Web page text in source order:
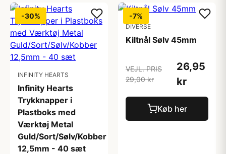
-30%
INFINITY HEARTS
Infinity Hearts
Trykknapper i
Plastboks med
Værktøj Metal
Guld/Sort/Sølv/Kobber
12,5mm - 40 sæt
-7%
DIVERSE
Kiltnål Sølv 45mm
VEJL. PRIS
29,00 kr
26,95
kr
Køb her